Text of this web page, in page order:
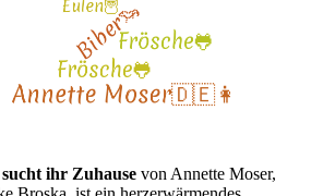
ihr Zuhause von Annette Moser,